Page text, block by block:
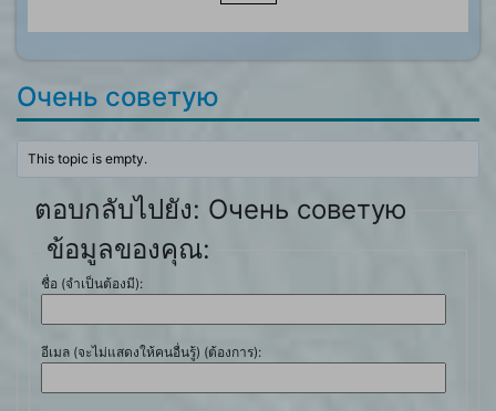
Очень советую
This topic is empty.
ตอบกลับไปยัง: Очень советую
ข้อมูลของคุณ:
ชื่อ (จำเป็นต้องมี):
อีเมล (จะไม่แสดงให้คนอื่นรู้) (ต้องการ):